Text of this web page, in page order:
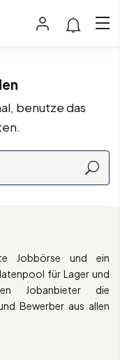
benutze das
Jobbörse und ein
für Lager und
Jobanbieter die
Bewerber aus allen